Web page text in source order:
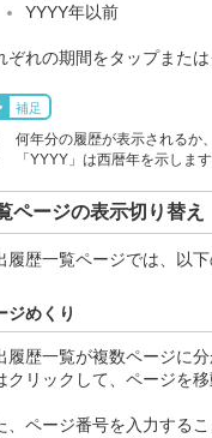
YYYY年以前
ぞれの期間をタップまた
補足
何年分の履歴が表示されるか
「YYYY」は西暦年を示します
ページの表示切り替え
履歴一覧ページでは、以
ジめくり
履歴一覧が複数ページに
クリックして、ページを移
、ページ番号を入力する